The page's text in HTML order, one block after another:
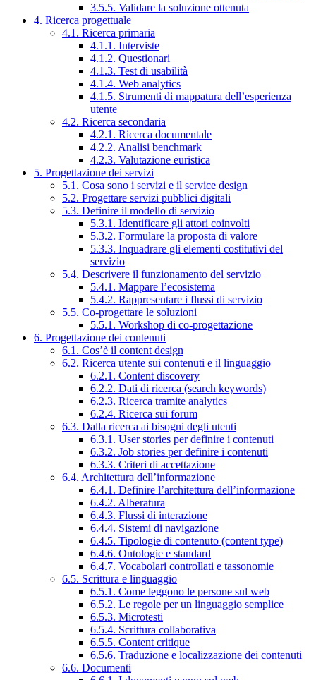
3.5.5. Validare la soluzione ottenuta
4. Ricerca progettuale
4.1. Ricerca primaria
4.1.1. Interviste
4.1.2. Questionari
4.1.3. Test di usabilità
4.1.4. Web analytics
4.1.5. Strumenti di mappatura dell’esperienza
utente
4.2. Ricerca secondaria
4.2.1. Ricerca documentale
4.2.2. Analisi benchmark
4.2.3. Valutazione euristica
5. Progettazione dei servizi
5.1. Cosa sono i servizi e il service design
5.2. Progettare servizi pubblici digitali
5.3. Definire il modello di servizio
5.3.1. Identificare gli attori coinvolti
5.3.2. Formulare la proposta di valore
5.3.3. Inquadrare gli elementi costitutivi del
servizio
5.4. Descrivere il funzionamento del servizio
5.4.1. Mappare l’ecosistema
5.4.2. Rappresentare i flussi di servizio
5.5. Co-progettare le soluzioni
5.5.1. Workshop di co-progettazione
6. Progettazione dei contenuti
6.1. Cos’è il content design
6.2. Ricerca utente sui contenuti e il linguaggio
6.2.1. Content discovery
6.2.2. Dati di ricerca (search keywords)
6.2.3. Ricerca tramite analytics
6.2.4. Ricerca sui forum
6.3. Dalla ricerca ai bisogni degli utenti
6.3.1. User stories per definire i contenuti
6.3.2. Job stories per definire i contenuti
6.3.3. Criteri di accettazione
6.4. Architettura dell’informazione
6.4.1. Definire l’architettura dell’informazione
6.4.2. Alberatura
6.4.3. Flussi di interazione
6.4.4. Sistemi di navigazione
6.4.5. Tipologie di contenuto (content type)
6.4.6. Ontologie e standard
6.4.7. Vocabolari controllati e tassonomie
6.5. Scrittura e linguaggio
6.5.1. Come leggono le persone sul web
6.5.2. Le regole per un linguaggio semplice
6.5.3. Microtesti
6.5.4. Scrittura collaborativa
6.5.5. Content critique
6.5.6. Traduzione e localizzazione dei contenuti
6.6. Documenti